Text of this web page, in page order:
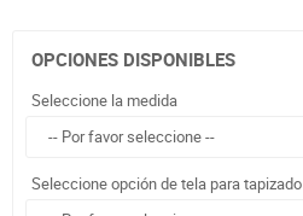
OPCIONES DISPONIBLES
Seleccione la medida
Seleccione opción de tela para tapizado